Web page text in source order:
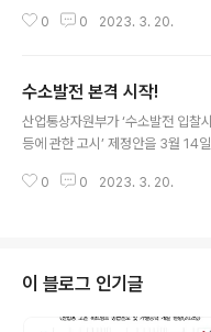
되어 있는 주민 또는 5인 이상의 주
00억 원 한도로 지원됩니다. 전체
14일부터 산업통상자원부 누리
다. 참여를 희망하는 주민은 3월
0 0 2023. 3. 20.
수소발전 본격 시작!
산업통상자원부가 ‘수소발전 입찰
등에 관한 고시’ 제정안을 3월 14
기 내에 세계 최초로 수소발전 입찰
방향은? - 청정수소 사용 ⇒ 온실가
전 기술 간 경쟁 통해 발전단가 인
- 분산형 수소발전 활성화 ⇒ 송ㆍ
0 0 2023. 3. 20.
이 블로그 인기글